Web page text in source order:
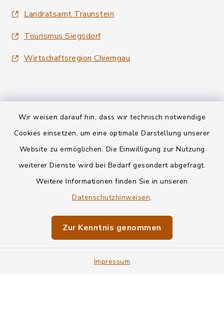
Wir weisen darauf hin, dass wir technisch notwendige
Cookies einsetzen, um eine optimale Darstellung unserer
Website zu ermöglichen. Die Einwilligung zur Nutzung
weiterer Dienste wird bei Bedarf gesondert abgefragt.
Weitere Informationen finden Sie in unseren
Datenschutzhinweisen.
Zur Kenntnis genommen
Impressum
Landratsamt Traunstein
Tourismus Siegsdorf
Wirtschaftsregion Chiemgau
Kontakt
Informationspflichten
Impressum
Sitemap